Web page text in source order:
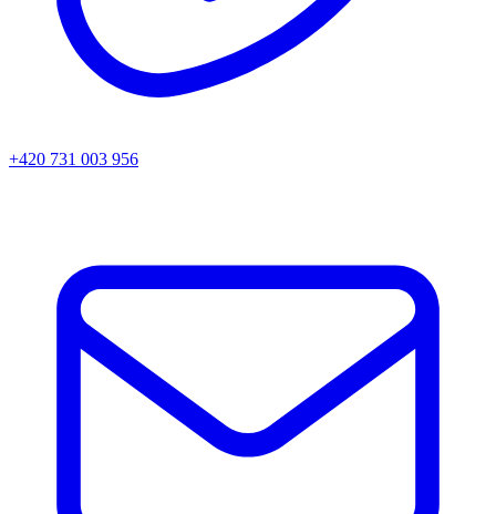
+420 731 003 956